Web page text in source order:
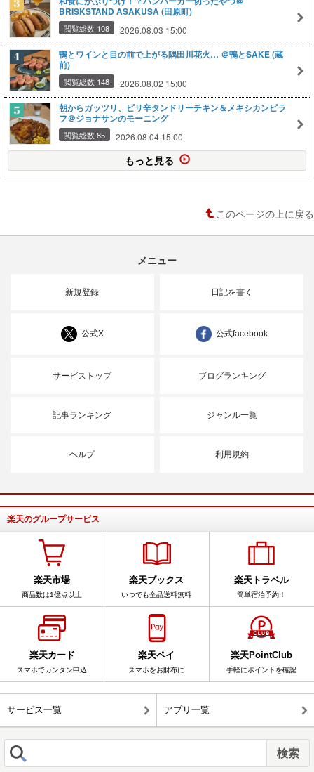
BRISKSTAND ASAKUSA (田原町)
閲覧総数 108 2026.08.03 15:00
鴨とワインと目の前で上がる隅田川花火… ＠鴨とSAKE (蔵
前)
閲覧総数 148 2026.08.02 15:00
朝からガッツリ、ピリ辛タンドリーチキン＆メキシカンピラ
フ＠ジョナサンのモーニング
閲覧総数 85 2026.08.04 15:00
もっと見る
このページの上に戻る
メニュー
新規登録 日記を書く
公式X 公式facebook
サービストップ ブログランキング
記事ランキング ジャンル一覧
ヘルプ 利用規約
楽天のグループサービス
楽天市場
商品数は1億点以上
楽天ブックス
いつでも全品送料無料
楽天トラベル
簡単宿泊予約！
楽天カード
スマホでカンタン申込
楽天ペイ
スマホをお財布に
楽天PointClub
手軽にポイントを確認
サービス一覧 アプリ一覧